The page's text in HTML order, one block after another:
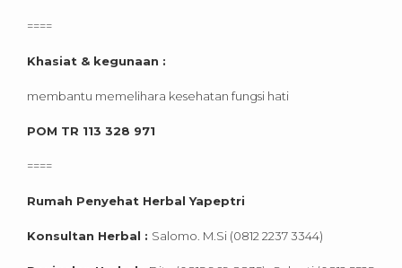
====
Khasiat & kegunaan :
membantu memelihara kesehatan fungsi hati
POM TR 113 328 971
====
Rumah Penyehat Herbal Yapeptri
Konsultan Herbal : Salomo. M.Si (0812 2237 3344)